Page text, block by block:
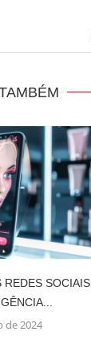
REDES SOCIAIS
de 2024